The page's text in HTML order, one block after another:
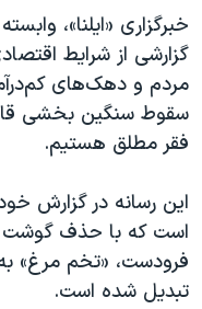
اسرائیل در جنگ
نرگس محمدی برنده
همایش محافظه‌کاران
سفر پرزیدنت ترامپ به
خبرگزاری «ایلنا»،
گزارشی از شرایط
مردم و دهک‌های
سقوط سنگین بخشی
فقر مطلق هستیم.
این رسانه در گزارش
است که با حذف گوشت
فرودست، «تخم مرغ» به
تبدیل شده است.